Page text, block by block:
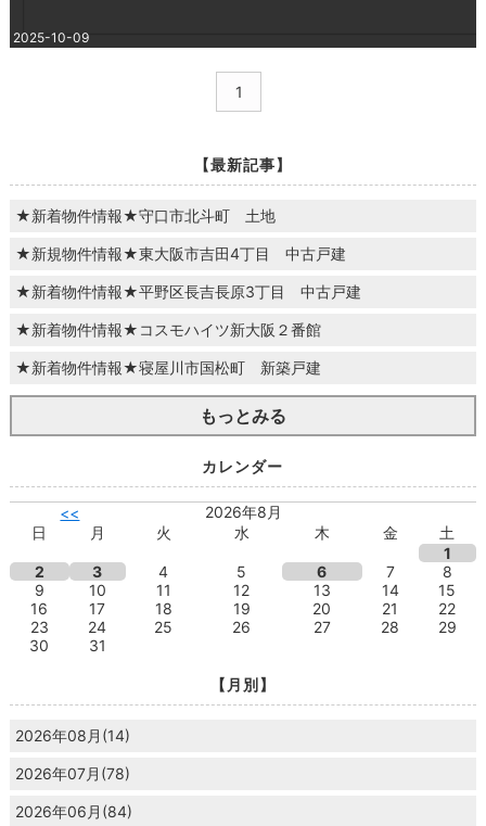
2025-10-09
1
【最新記事】
★新着物件情報★守口市北斗町 土地
★新規物件情報★東大阪市吉田4丁目 中古戸建
★新着物件情報★平野区長吉長原3丁目 中古戸建
★新着物件情報★コスモハイツ新大阪２番館
★新着物件情報★寝屋川市国松町 新築戸建
もっとみる
カレンダー
<<
2026年8月
日
月 火 水 木 金
土
1
2
3 4 5 6 7
8
9
10 11 12 13 14
15
16
17 18 19 20 21
22
23
24 25 26 27 28
29
30
31
【月別】
2026年08月(14)
2026年07月(78)
2026年06月(84)